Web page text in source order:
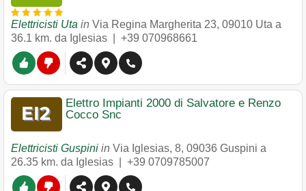
Elettricisti Uta in Via Regina Margherita 23, 09010 Uta a
36.1 km. da Iglesias | +39 070968661
Elettro Impianti 2000 di Salvatore e Renzo
Cocco Snc
Elettricisti Guspini in Via Iglesias, 8, 09036 Guspini a
26.35 km. da Iglesias | +39 0709785007